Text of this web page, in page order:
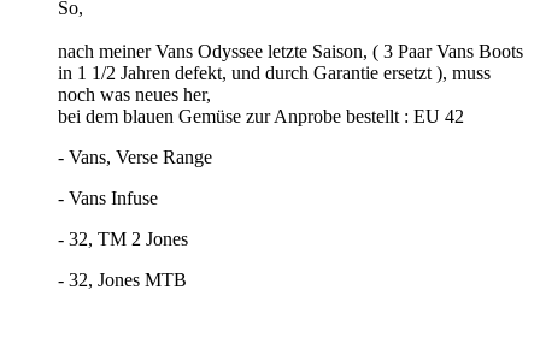
So,
nach meiner Vans Odyssee letzte Saison, ( 3 Paar Vans Boots
in 1 1/2 Jahren defekt, und durch Garantie ersetzt ), muss
noch was neues her,
bei dem blauen Gemüse zur Anprobe bestellt : EU 42
- Vans, Verse Range
- Vans Infuse
- 32, TM 2 Jones
- 32, Jones MTB